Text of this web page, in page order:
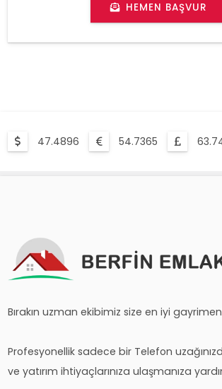
HEMEN BAŞVUR
47.4896 54.7365
Bırakın uzman ekibimiz size en iyi
Profesyonellik sadece bir Telefon
ve yatırım ihtiyaçlarınıza ulaşmanıza